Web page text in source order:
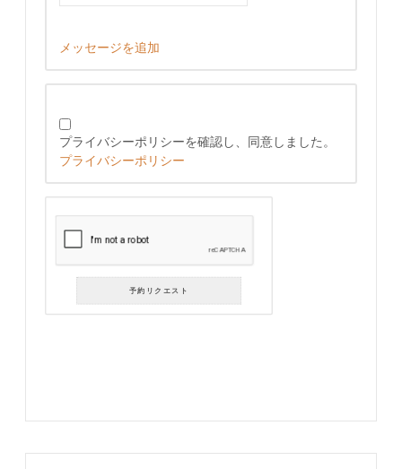
メッセージを追加
プライバシーポリシーを確認し、同意しました。
プライバシーポリシー
予約リクエスト